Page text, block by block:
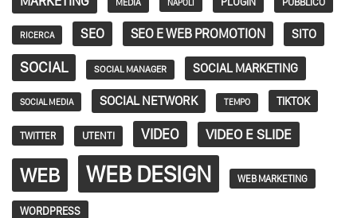
MEDIA NAPOLI
RICERCA SEO SEO E WEB PROMOTION SITO
SOCIAL SOCIAL MANAGER SOCIAL MARKETING
SOCIAL MEDIA SOCIAL NETWORK TEMPO TIKTOK
TWITTER UTENTI VIDEO VIDEO E SLIDE
WEB WEB DESIGN WEB MARKETING
WORDPRESS